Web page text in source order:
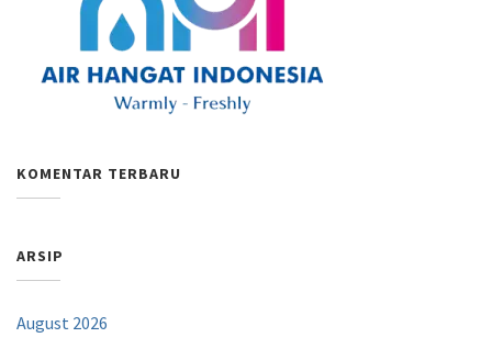
KOMENTAR TERBARU
ARSIP
August 2026